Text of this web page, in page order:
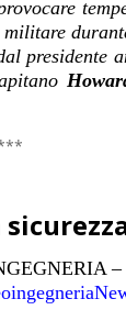
presidente